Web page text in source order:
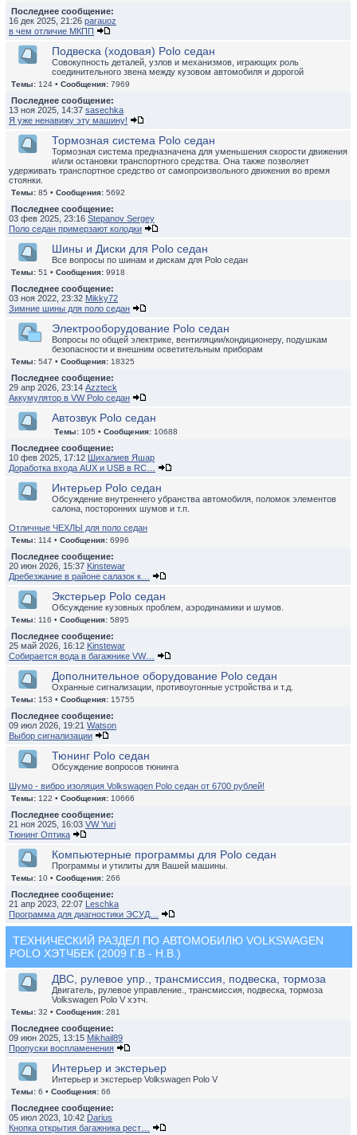
Последнее сообщение:
16 дек 2025, 21:26 parauoz
в чем отличие МКПП
Подвеска (ходовая) Polo седан
Совокупность деталей, узлов и механизмов, играющих роль
соединительного звена между кузовом автомобиля и дорогой
Темы: 124 • Сообщения: 7969
Последнее сообщение:
13 ноя 2025, 14:37 sasechka
Я уже ненавижу эту машину!
Тормозная система Polo седан
Тормозная система предназначена для уменьшения скорости движения
и/или остановки транспортного средства. Она также позволяет
удерживать транспортное средство от самопроизвольного движения во время
стоянки.
Темы: 85 • Сообщения: 5692
Последнее сообщение:
03 фев 2025, 23:16 Stepanov Sergey
Поло седан примерзают колодки
Шины и Диски для Polo седан
Все вопросы по шинам и дискам для Polo седан
Темы: 51 • Сообщения: 9918
Последнее сообщение:
03 ноя 2022, 23:32 Mikky72
Зимние шины для поло седан
Электрооборудование Polo седан
Вопросы по общей электрике, вентиляции/кондиционеру, подушкам
безопасности и внешним осветительным приборам
Темы: 547 • Сообщения: 18325
Последнее сообщение:
29 апр 2026, 23:14 Azzteck
Аккумулятор в VW Polo седан
Автозвук Polo седан
Темы: 105 • Сообщения: 10688
Последнее сообщение:
10 фев 2025, 17:12 Шихалиев Яшар
Доработка входа AUX и USB в RC…
Интерьер Polo седан
Обсуждение внутреннего убранства автомобиля, поломок элементов
салона, посторонних шумов и т.п.
Отличные ЧЕХЛЫ для поло седан
Темы: 114 • Сообщения: 6996
Последнее сообщение:
20 июн 2026, 15:37 Kinstewar
Дребезжание в районе салазок к…
Экстерьер Polo седан
Обсуждение кузовных проблем, аэродинамики и шумов.
Темы: 116 • Сообщения: 5895
Последнее сообщение:
25 май 2026, 16:12 Kinstewar
Собирается вода в багажнике VW…
Дополнительное оборудование Polo седан
Охранные сигнализации, противоугонные устройства и т.д.
Темы: 153 • Сообщения: 15755
Последнее сообщение:
09 июл 2026, 19:21 Watson
Выбор сигнализации
Тюнинг Polo седан
Обсуждение вопросов тюнинга
Шумо - вибро изоляция Volkswagen Polo седан от 6700 рублей!
Темы: 122 • Сообщения: 10666
Последнее сообщение:
21 ноя 2025, 16:03 VW Yuri
Тюнинг Оптика
Компьютерные программы для Polo седан
Программы и утилиты для Вашей машины.
Темы: 10 • Сообщения: 266
Последнее сообщение:
21 апр 2023, 22:07 Leschka
Программа для диагностики ЭСУД…
ТЕХНИЧЕСКИЙ РАЗДЕЛ ПО АВТОМОБИЛЮ VOLKSWAGEN
POLO ХЭТЧБЕК (2009 Г.В - Н.В.)
ДВС, рулевое упр., трансмиссия, подвеска, тормоза
Двигатель, рулевое управление., трансмиссия, подвеска, тормоза
Volkswagen Polo V хэтч.
Темы: 32 • Сообщения: 281
Последнее сообщение:
09 июн 2025, 13:15 Mikhail89
Пропуски воспламенения
Интерьер и экстерьер
Интерьер и экстерьер Volkswagen Polo V
Темы: 6 • Сообщения: 66
Последнее сообщение:
05 июл 2023, 10:42 Darius
Кнопка открытия багажника рест…